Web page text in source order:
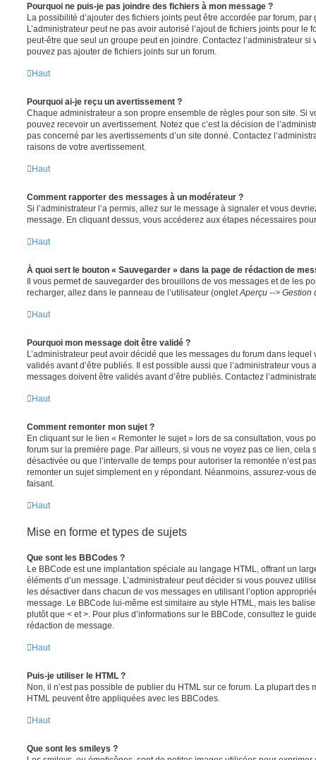
Pourquoi ne puis-je pas joindre des fichiers à mon message ?
La possibilité d’ajouter des fichiers joints peut être accordée par forum, par
L’administrateur peut ne pas avoir autorisé l’ajout de fichiers joints pour le
peut-être que seul un groupe peut en joindre. Contactez l’administrateur
pouvez pas ajouter de fichiers joints sur un forum.
Haut
Pourquoi ai-je reçu un avertissement ?
Chaque administrateur a son propre ensemble de règles pour son site. Si
pouvez recevoir un avertissement. Notez que c’est la décision de
pas concerné par les avertissements d’un site donné. Contactez
raisons de votre avertissement.
Haut
Comment rapporter des messages à un modérateur ?
Si l’administrateur l’a permis, allez sur le message à signaler et vous
message. En cliquant dessus, vous accéderez aux étapes nécessaires
Haut
À quoi sert le bouton « Sauvegarder » dans la page de rédaction de
Il vous permet de sauvegarder des brouillons de vos messages et de les
recharger, allez dans le panneau de l’utilisateur (onglet Aperçu --> Gestion
Haut
Pourquoi mon message doit être validé ?
L’administrateur peut avoir décidé que les messages du forum dans lequel
validés avant d’être publiés. Il est possible aussi que l’administrateur vous
messages doivent être validés avant d’être publiés. Contactez
Haut
Comment remonter mon sujet ?
En cliquant sur le lien « Remonter le sujet » lors de sa consultation, vous
forum sur la première page. Par ailleurs, si vous ne voyez pas ce lien, cela
désactivée ou que l’intervalle de temps pour autoriser la remontée n’est
remonter un sujet simplement en y répondant. Néanmoins, assurez-vous
faisant.
Haut
Mise en forme et types de sujets
Que sont les BBCodes ?
Le BBCode est une implantation spéciale au langage HTML, offrant un
éléments d’un message. L’administrateur peut décider si vous pouvez
les désactiver dans chacun de vos messages en utilisant l’option
message. Le BBCode lui-même est similaire au style HTML, mais les
plutôt que < et >. Pour plus d’informations sur le BBCode, consultez le
rédaction de message.
Haut
Puis-je utiliser le HTML ?
Non, il n’est pas possible de publier du HTML sur ce forum. La plupart des
HTML peuvent être appliquées avec les BBCodes.
Haut
Que sont les smileys ?